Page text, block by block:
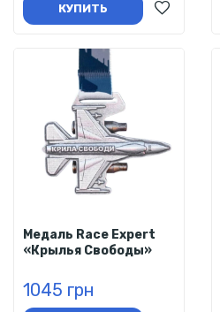
КУПИТЬ
Медаль Race Expert
«Крылья Свободы»
1045 грн